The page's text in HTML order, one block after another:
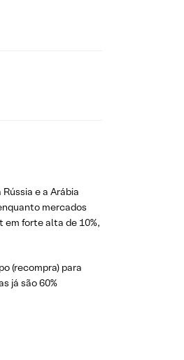
e a Arábia
mercados
em forte alta de 10%,
(recompra) para
já são 60%